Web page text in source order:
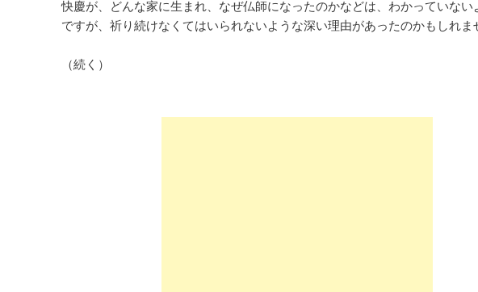
快慶が、どんな家に生まれ、なぜ仏師になったのかなどは、わかっていない
ですが、祈り続けなくてはいられないような深い理由があったのかもしれま
（続く）